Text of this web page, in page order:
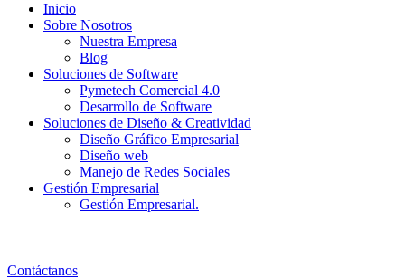
Inicio
Sobre Nosotros
Nuestra Empresa
Blog
Soluciones de Software
Pymetech Comercial 4.0
Desarrollo de Software
Soluciones de Diseño & Creatividad
Diseño Gráfico Empresarial
Diseño web
Manejo de Redes Sociales
Gestión Empresarial
Gestión Empresarial.
Contáctanos